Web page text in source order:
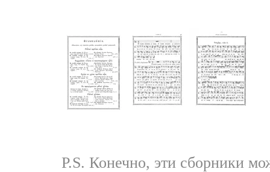
P.S. Конечно, эти сборники